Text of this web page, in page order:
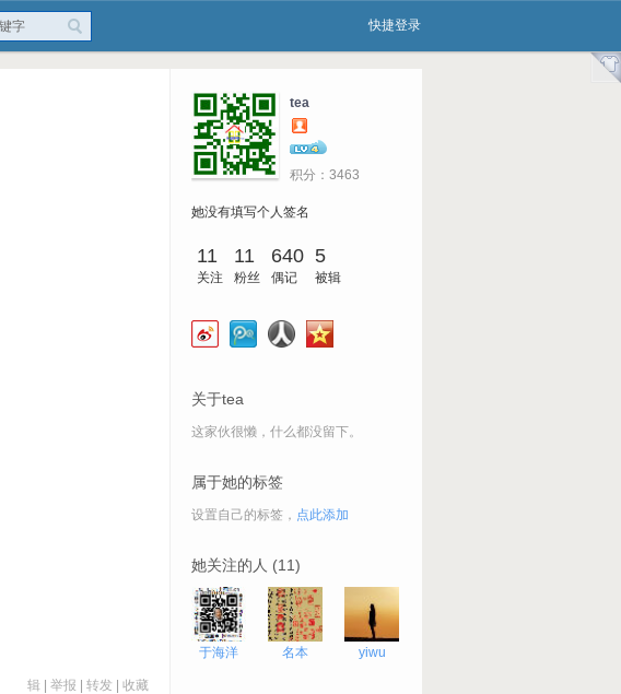
快捷登录
辑 举报 转发 收藏
tea
积分： 3463
她没有填写个人签名
11
关注
11
粉丝
640
偶记
5
被辑
关于tea
这家伙很懒，什么都没留下。
属于她的标签
设置自己的标签， 点此添加
她关注的人 (11)
于海洋 名本 yiwu